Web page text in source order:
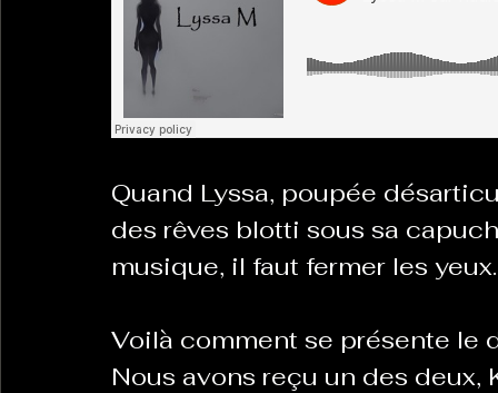
HO-LA-TINO H1000
La Revanche des Cagoles Le Chabot La
Sabarat Astro Tout Feu Tout Femmes
Quand Lyssa, poupée
des rêves blotti sous sa
musique, il faut fermer les
Voilà comment se présente le
Nous avons reçu un des